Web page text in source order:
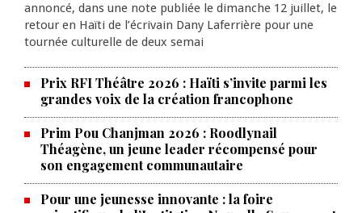
annoncé, dans une note publiée le dimanche 12 juillet, le
retour en Haïti de l’écrivain Dany Laferrière pour une
tournée culturelle de deux semai
Prix RFI Théâtre 2026 : Haïti s’invite parmi les
grandes voix de la création francophone
Prim Pou Chanjman 2026 : Roodlynail
Théagène, un jeune leader récompensé pour
son engagement communautaire
Pour une jeunesse innovante : la foire